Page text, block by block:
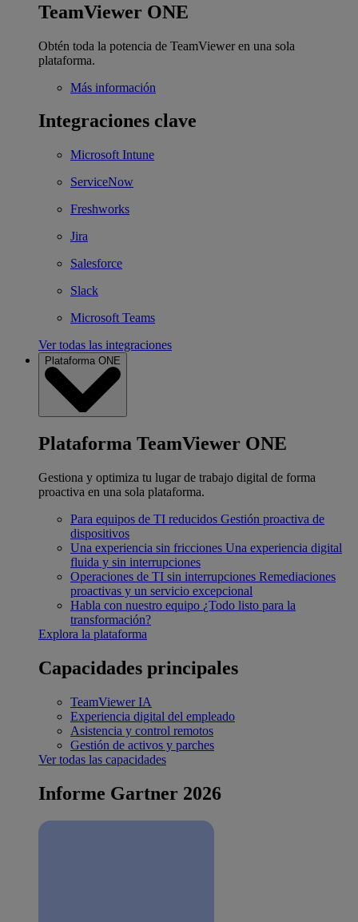
TeamViewer ONE
Obtén toda la potencia de TeamViewer en una sola
plataforma.
Más información
Integraciones clave
Microsoft Intune
ServiceNow
Freshworks
Jira
Salesforce
Slack
Microsoft Teams
Ver todas las integraciones
Plataforma ONE
Plataforma TeamViewer ONE
Gestiona y optimiza tu lugar de trabajo digital de forma
proactiva en una sola plataforma.
Para equipos de TI reducidos Gestión proactiva de
dispositivos
Una experiencia sin fricciones Una experiencia digital
fluida y sin interrupciones
Operaciones de TI sin interrupciones Remediaciones
proactivas y un servicio excepcional
Habla con nuestro equipo ¿Todo listo para la
transformación?
Explora la plataforma
Capacidades principales
TeamViewer IA
Experiencia digital del empleado
Asistencia y control remotos
Gestión de activos y parches
Ver todas las capacidades
Informe Gartner 2026